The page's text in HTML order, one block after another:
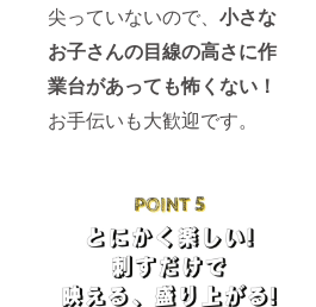
尖っていないので、 小さな
お子さんの目線の高さに作
業台があっても怖くない！
お手伝いも大歓迎です。